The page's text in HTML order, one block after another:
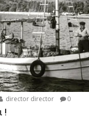
director director 0
!